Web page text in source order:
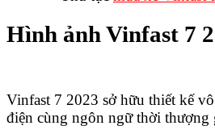
Hình ảnh Vinfast 7
Vinfast 7 2023 sở hữu thiết kế
điện cùng ngôn ngữ thời